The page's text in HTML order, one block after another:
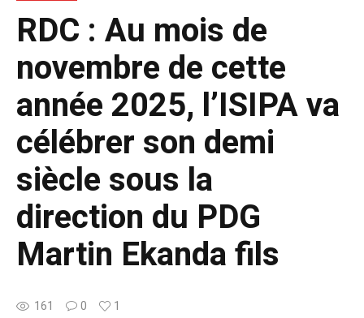
RDC : Au mois de
novembre de cette
année 2025, l’ISIPA va
célébrer son demi
siècle sous la
direction du PDG
Martin Ekanda fils
161 0 1